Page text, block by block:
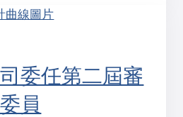
委任第二屆審
員